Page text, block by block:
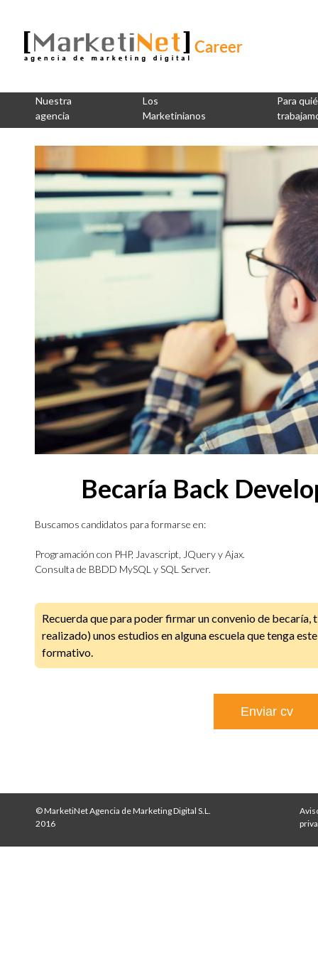
Nuestra
agencia
Los
Marketinianos
Para
Becaría Back
Buscamos candidatos para formarse en:
Programación con PHP, Javascript, JQuery y Ajax.
Consulta de BBDD MySQL y SQL Server.
Recuerda que para poder firmar un convenio de becaría,
realizado) unos estudios en alguna escuela que tenga
formativo.
Enviar cv
© MarketiNet Agencia de Marketing Digital S.L.
2016